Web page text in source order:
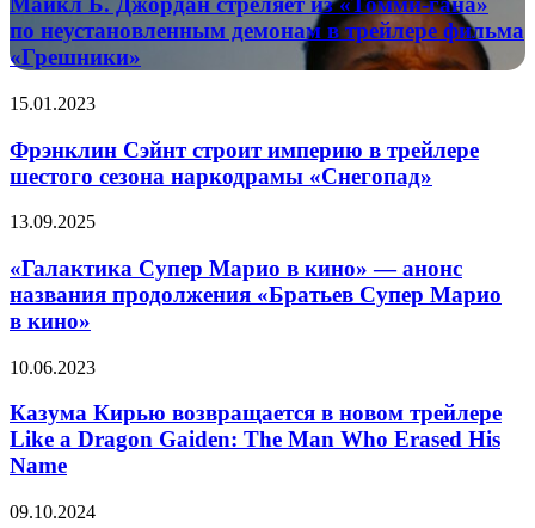
стреляет
из
«Томми-
по неустановленным
в трейлере
фильма
«Грешники»
по неустановленным демонам в трейлере фильма
«Грешники»
Фрэнклин
строит
империю
в
шестого
наркодрамы
«Снегопад»
15.01.2023
Фрэнклин Сэйнт строит империю в трейлере
шестого сезона наркодрамы «Снегопад»
«Галактика
Марио
в
кино»
—
названия
«Братьев
Супер
Марио
в кино»
13.09.2025
«Галактика Супер Марио в кино» — анонс
названия продолжения «Братьев Супер Марио
в кино»
Казума
возвращается
в
новом
трейлере
a
10.06.2023
Казума Кирью возвращается в новом трейлере
Like a Dragon Gaiden: The Man Who Erased His
Name
Тимоти
09.10.2024